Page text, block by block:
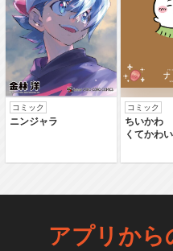
コミック
ニンジャラ
コミック
ちいかわ
くてかわ
アプリから